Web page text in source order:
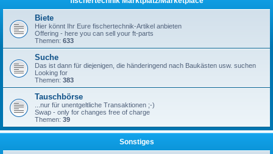
Biete
Hier könnt Ihr Eure fischertechnik-Artikel anbieten
Offering - here you can sell your ft-parts
Themen: 633
Suche
Das ist dann für diejenigen, die händeringend nach Baukästen usw. suchen
Looking for
Themen: 383
Tauschbörse
...nur für unentgeltliche Transaktionen ;-)
Swap - only for changes free of charge
Themen: 39
Sonstiges